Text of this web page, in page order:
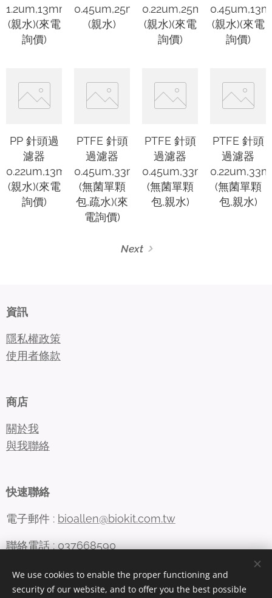
1.2um,13mm
(親水)(來電
詢價)
0.45um,25mm
(親水)
0.22um,25mm
(親水)(來電
詢價)
(親水)(來電
詢價)
PP 針頭過
濾器
0.22um,13mm
(親水)(來電
詢價)
PTFE 針頭
過濾器
0.45um,33mm
(無菌單顆
包,疏水)(來
電詢價)
PTFE 針頭
過濾器
0.45um,33mm
(無菌單顆
包,親水)
PTFE 針頭
過濾器
(無菌單顆
包,親水)
Next
資訊
隱私權政策
使用者條款
商店
關於我
與我聯絡
快速聯絡
電子郵件 : bioallen@biokit.com.tw
聯絡電話 : 037668590
We use cookies to enable the proper functioning and
security of our website, and to offer you the best possible